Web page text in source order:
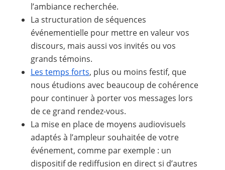
l’ambiance recherchée.
La structuration de séquences
événementielle pour mettre en valeur vos
discours, mais aussi vos invités ou vos
grands témoins.
Les temps forts, plus ou moins festif, que
nous étudions avec beaucoup de cohérence
pour continuer à porter vos messages lors
de ce grand rendez-vous.
La mise en place de moyens audiovisuels
adaptés à l’ampleur souhaitée de votre
événement, comme par exemple : un
dispositif de rediffusion en direct si d’autres